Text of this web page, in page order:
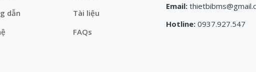
dẫn
Tài liệu
FAQs
Email:
Hotline: 0937.927.547